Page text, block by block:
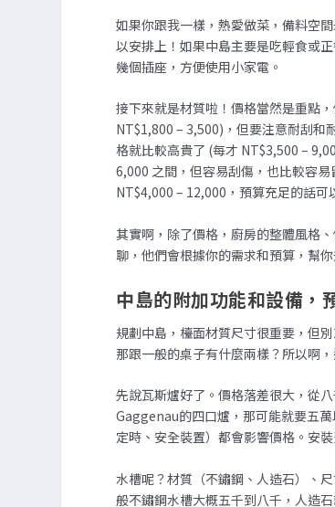
如果你跟我一樣，熱愛做菜，備料空
以安排上！如果中島主要是吃輕食或
幾個插座，方便使用小家電。
接下來就是材質啦！價格當然是重點
NT$1,800 – 3,500)，但要注意耐刮和
格就比較高貴了 (每才 NT$3,500 –
6,000 之間，但容易刮傷，也比較容
NT$4,000 – 12,000，預算充足的話可
其實啊，除了價格，廚房的整體風格
聊，他們會根據你的需求和預算，幫
中島的附加功能和設備，
規劃中島，檯面材質尺寸很重要，但
那跟一般的桌子有什麼兩樣？所以啊
先說瓦斯爐好了。價格落差很大，從
Gaggenau的四口爐，那可能就要五
定時、安全裝置）都會影響價格。安
水槽呢？材質（不鏽鋼、人造石）、
般不鏽鋼水槽大概五千到八千，人造